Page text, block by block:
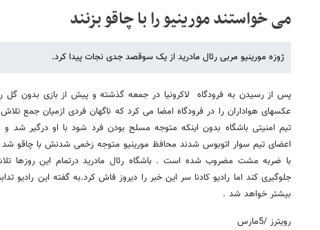
می خواستند مورینیو را با چاقو بزنند
ژوزه مورینیو مربی رئال مادرید از یک سوقصد جدی نجات پیدا کرد.
پس از رسیدن به فرودگاه لاکرونیا در جمعه گذشته و پیش از بازی بدون گل
عکسهای هواداران را در فرودگاه امضا می کرد که ناگهان فردی ازمیان جمع
تیم امنیتی باشگاه بدون اینکه متوجه مسلح بودن فرد شود با او درگیر شد و
اعضای تیم سوار اتوبوس شدند محافظ مورینیو متوجه زخمی شدنش با چاقو شد
با ضربه مشت مضروب شده است . باشگاه رئال مادرید درتمام این روزها
جلوگیری کند اما رادیو کادنا سر این خبر را دیروز فاش کرد.به گفته این رادیو
بیشتر خواهد شد .
رویترز /5مارس